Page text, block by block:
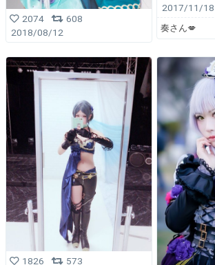
2074
608
2018/08/12
2017/11/18
奏さん💋
1826
573